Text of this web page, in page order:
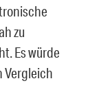
zu
Es würde
Vergleich